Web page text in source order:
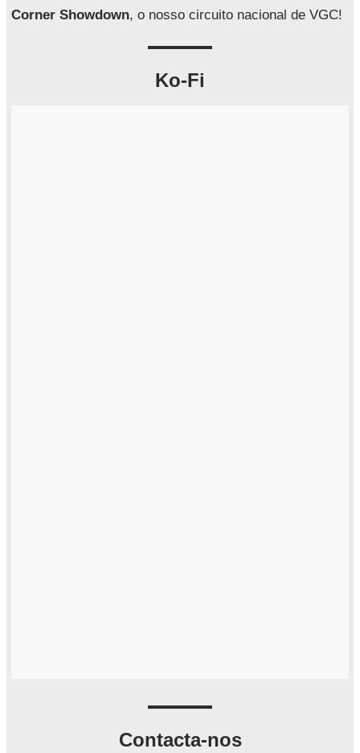
Corner Showdown, o nosso circuito nacional de VGC!
Ko-Fi
Contacta-nos